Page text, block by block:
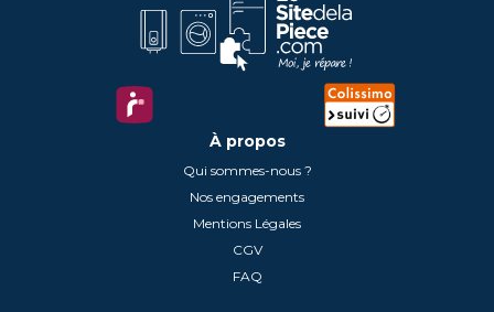
À propos
Qui sommes-nous ?
Nos engagements
Mentions Légales
CGV
FAQ